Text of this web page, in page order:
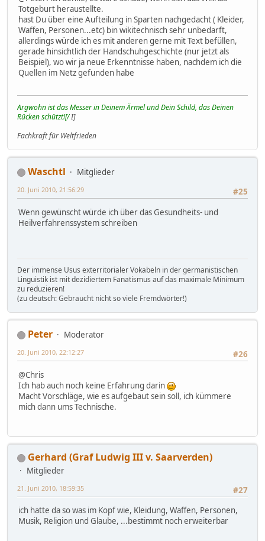
Totgeburt heraustellte.
hast Du über eine Aufteilung in Sparten nachgedacht ( Kleider,
Waffen, Personen...etc) bin wikitechnisch sehr unbedarft,
allerdings würde ich es mit anderen gerne mit Text befüllen,
gerade hinsichtlich der Handschuhgeschichte (nur jetzt als
Beispiel), wo wir ja neue Erkenntnisse haben, nachdem ich die
Quellen im Netz gefunden habe
Argwohn ist das Messer in Deinem Ärmel und Dein Schild, das Deinen
Rücken schützt![/I]
Fachkraft für Weltfrieden
Waschtl
Mitglieder
#25
20. Juni 2010, 21:56:29
Wenn gewünscht würde ich über das Gesundheits- und
Heilverfahrenssystem schreiben
Der immense Usus exterritorialer Vokabeln in der germanistischen
Linguistik ist mit dezidiertem Fanatismus auf das maximale Minimum
zu reduzieren!
(zu deutsch: Gebraucht nicht so viele Fremdwörter!)
Peter
Moderator
#26
20. Juni 2010, 22:12:27
@Chris
Ich hab auch noch keine Erfahrung darin
Macht Vorschläge, wie es aufgebaut sein soll, ich kümmere
mich dann ums Technische.
Gerhard (Graf Ludwig III v. Saarverden)
Mitglieder
#27
21. Juni 2010, 18:59:35
ich hatte da so was im Kopf wie, Kleidung, Waffen, Personen,
Musik, Religion und Glaube, ...bestimmt noch erweiterbar